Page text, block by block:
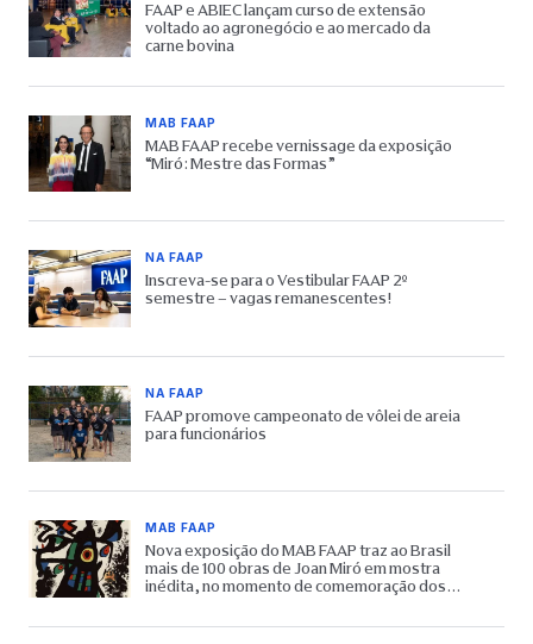
FAAP e ABIEC lançam curso de extensão
voltado ao agronegócio e ao mercado da
carne bovina
MAB FAAP
MAB FAAP recebe vernissage da exposição
“Miró: Mestre das Formas”
NA FAAP
Inscreva-se para o Vestibular FAAP 2º
semestre – vagas remanescentes!
NA FAAP
FAAP promove campeonato de vôlei de areia
para funcionários
MAB FAAP
Nova exposição do MAB FAAP traz ao Brasil
mais de 100 obras de Joan Miró em mostra
inédita, no momento de comemoração dos